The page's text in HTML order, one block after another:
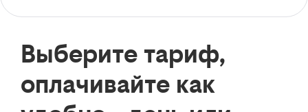
Выберите тариф,
оплачивайте как